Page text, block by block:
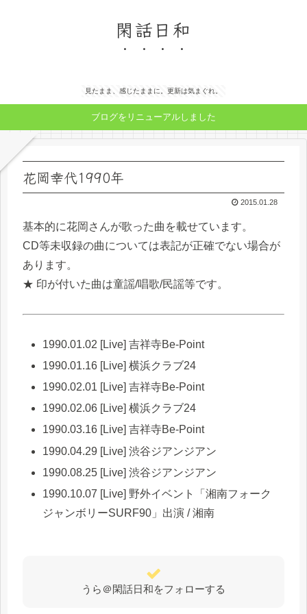
閑話日和
見たまま、感じたままに。更新は気まぐれ。
ブログをリニューアルしました
花岡幸代1990年
2015.01.28
基本的に花岡さんが歌った曲を載せています。
CD等未収録の曲については表記が正確でない場合が
あります。
★ 印が付いた曲は童謡/唱歌/民謡等です。
1990.01.02 [Live] 吉祥寺Be-Point
1990.01.16 [Live] 横浜クラブ24
1990.02.01 [Live] 吉祥寺Be-Point
1990.02.06 [Live] 横浜クラブ24
1990.03.16 [Live] 吉祥寺Be-Point
1990.04.29 [Live] 渋谷ジアンジアン
1990.08.25 [Live] 渋谷ジアンジアン
1990.10.07 [Live] 野外イベント「湘南フォーク
ジャンボリーSURF90」出演 / 湘南
うら＠閑話日和をフォローする